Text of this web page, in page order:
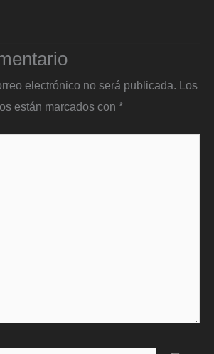
electrónico no será publicada. Los
están marcados con *